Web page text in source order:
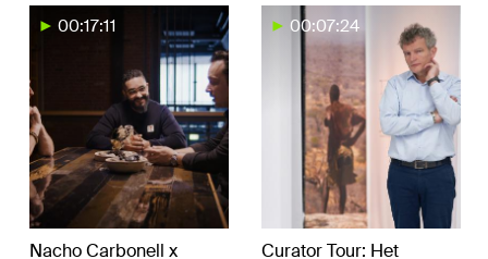
00:17:11
Nacho Carbonell x
00:07:24
Curator Tour: Het